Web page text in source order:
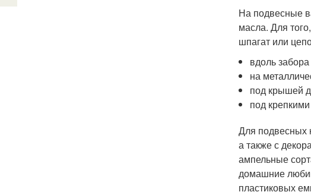
На подвесные
масла. Для
шпагат или
вдоль
на
под крышей
под
Для подвесных
а также с
ампельные
домашние
пластиковых